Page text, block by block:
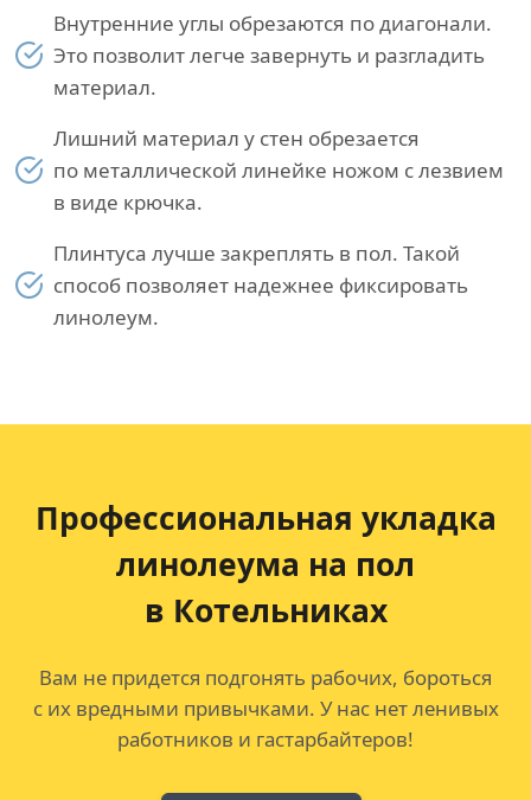
Внутренние углы обрезаются по диагонали.
Это позволит легче завернуть и разгладить
материал.
Лишний материал у стен обрезается
по металлической линейке ножом с лезвием
в виде крючка.
Плинтуса лучше закреплять в пол. Такой
способ позволяет надежнее фиксировать
линолеум.
Профессиональная укладка
линолеума на пол
в Котельниках
Вам не придется подгонять рабочих, бороться
с их вредными привычками. У нас нет ленивых
работников и гастарбайтеров!